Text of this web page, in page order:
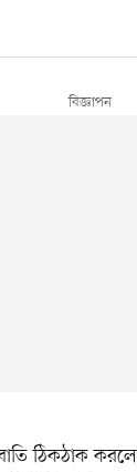
ঠিকঠাক